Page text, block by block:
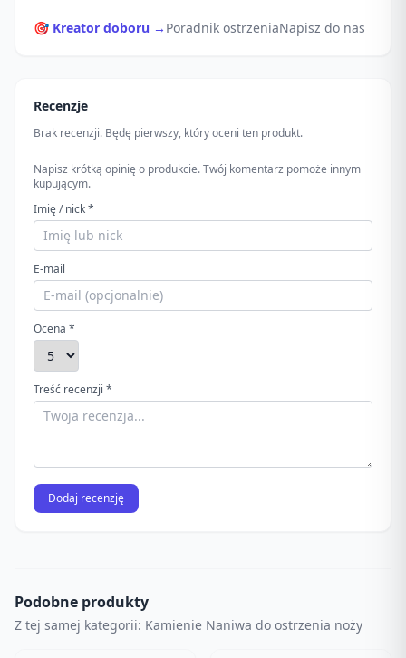
🎯 Kreator doboru → Poradnik ostrzeniaNapisz do nas
Recenzje
Brak recenzji. Będę pierwszy, który oceni ten produkt.
Napisz krótką opinię o produkcie. Twój komentarz pomoże innym
kupującym.
Imię / nick *
E-mail
Ocena *
Treść recenzji *
Dodaj recenzję
Podobne produkty
Z tej samej kategorii: Kamienie Naniwa do ostrzenia noży